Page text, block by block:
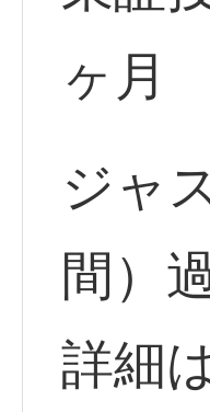
ヶ月
ジャ
間）
詳細